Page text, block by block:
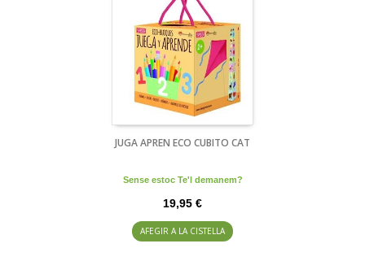
JUGA APREN ECO CUBITO CAT
Sense estoc Te'l demanem?
19,95 €
AFEGIR A LA CISTELLA